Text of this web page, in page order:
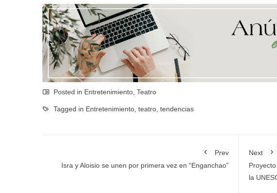
Posted in Entretenimiento Teatro
Tagged in Entretenimiento teatro tendencias
Prev
Isra y Aloisio se unen por primera vez en “Enganchao”
Next
la